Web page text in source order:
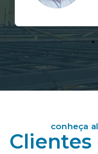
conheça
Clientes